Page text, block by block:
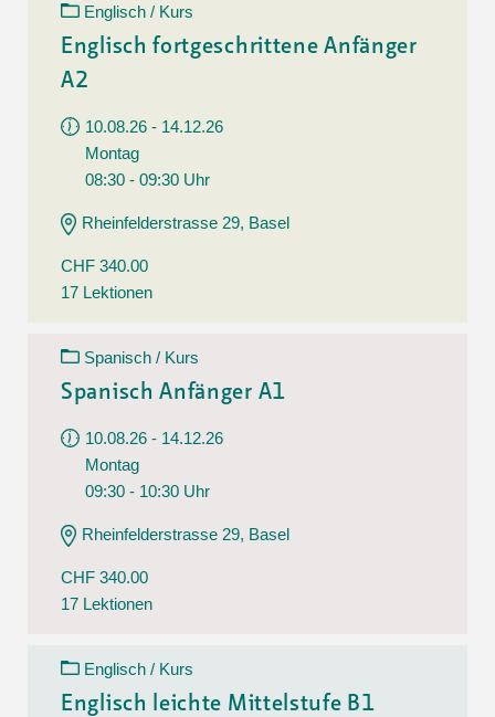
Englisch / Kurs
Englisch fortgeschrittene Anfänger
A2
10.08.26 - 14.12.26
Montag
08:30 - 09:30 Uhr
Rheinfelderstrasse 29, Basel
CHF 340.00
17 Lektionen
Spanisch / Kurs
Spanisch Anfänger A1
10.08.26 - 14.12.26
Montag
09:30 - 10:30 Uhr
Rheinfelderstrasse 29, Basel
CHF 340.00
17 Lektionen
Englisch / Kurs
Englisch leichte Mittelstufe B1